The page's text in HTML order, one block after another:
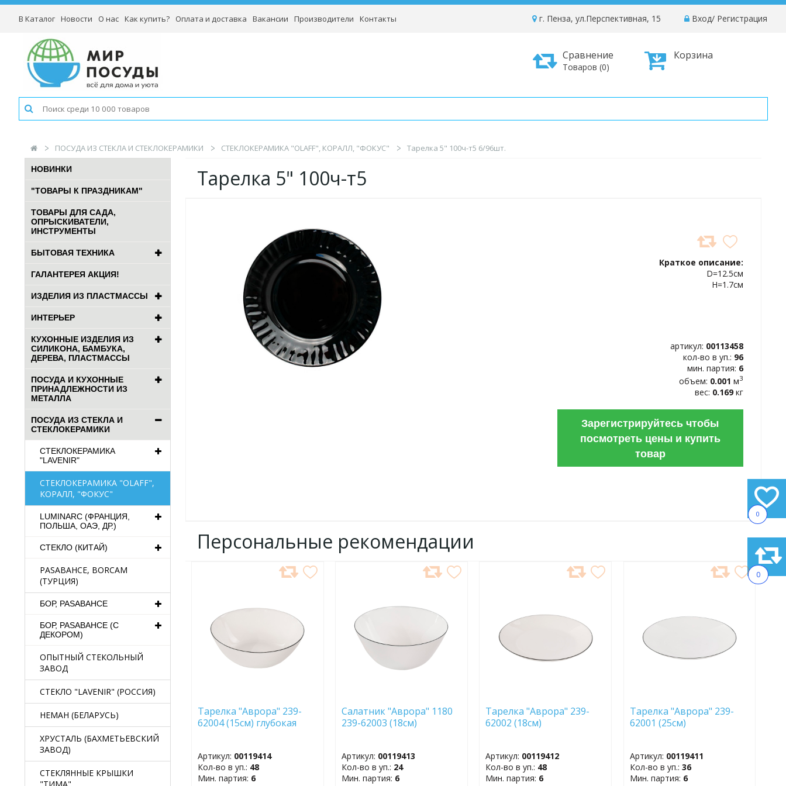
0
0
В Каталог Новости О нас Как купить? Оплата и доставка Вакансии Производители Контакты Вход/ Регистрация
г. Пенза, ул.Перспективная, 15
Корзина
Сравнение
Товаров (0)
ПОСУДА ИЗ СТЕКЛА И СТЕКЛОКЕРАМИКИ СТЕКЛОКЕРАМИКА "OLAFF", КОРАЛЛ, "ФОКУС" Тарелка 5" 100ч-т5 6/96шт.
НОВИНКИ
"ТОВАРЫ К ПРАЗДНИКАМ"
ТОВАРЫ ДЛЯ САДА,
ОПРЫСКИВАТЕЛИ,
ИНСТРУМЕНТЫ
БЫТОВАЯ ТЕХНИКА
ГАЛАНТЕРЕЯ АКЦИЯ!
ИЗДЕЛИЯ ИЗ ПЛАСТМАССЫ
ИНТЕРЬЕР
КУХОННЫЕ ИЗДЕЛИЯ ИЗ
СИЛИКОНА, БАМБУКА,
ДЕРЕВА, ПЛАСТМАССЫ
ПОСУДА И КУХОННЫЕ
ПРИНАДЛЕЖНОСТИ ИЗ
МЕТАЛЛА
ПОСУДА ИЗ СТЕКЛА И
СТЕКЛОКЕРАМИКИ
СТЕКЛОКЕРАМИКА
"LAVENIR"
СТЕКЛОКЕРАМИКА "OLAFF",
КОРАЛЛ, "ФОКУС"
LUMINARC (ФРАНЦИЯ,
ПОЛЬША, ОАЭ, ДР.)
СТЕКЛО (КИТАЙ)
PASABAHCE, BORCAM
(ТУРЦИЯ)
БОР, PASABAHCE
БОР, PASABAHCE (С
ДЕКОРОМ)
ОПЫТНЫЙ СТЕКОЛЬНЫЙ
ЗАВОД
СТЕКЛО "LAVENIR" (РОССИЯ)
НЕМАН (БЕЛАРУСЬ)
ХРУСТАЛЬ (БАХМЕТЬЕВСКИЙ
ЗАВОД)
СТЕКЛЯННЫЕ КРЫШКИ
Тарелка 5" 100ч-т5
Краткое описание:
D=12.5см
Н=1.7см
артикул: 00113458
кол-во в уп.: 96
мин. партия: 6
объем: 0.001 м3
вес: 0.169кг
Зарегистрируйтесь чтобы
посмотреть цены и купить
товар
Персональные рекомендации
Тарелка "Аврора" 239-
62004 (15см) глубокая
Артикул: 00119414
Кол-во в уп.: 48
Мин. партия: 6
Салатник "Аврора" 1180
239-62003 (18см)
Артикул: 00119413
Кол-во в уп.: 24
Мин. партия: 6
Тарелка "Аврора" 239-
62002 (18см)
Артикул: 00119412
Кол-во в уп.: 48
Мин. партия: 6
Тарелка "Аврора" 239-
62001 (25см)
Артикул: 00119411
Кол-во в уп.: 36
Мин. партия: 6